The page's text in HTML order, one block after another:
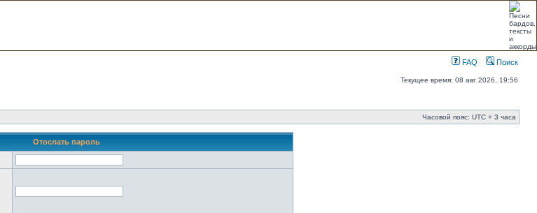
FAQ Поиск
Текущее время: 08 авг 2026, 19:56
Часовой пояс: UTC + 3 часа
Отослать пароль